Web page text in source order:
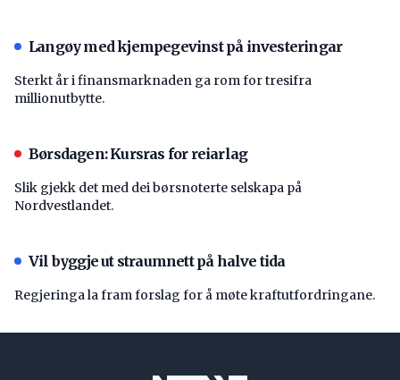
Langøy med kjempegevinst på investeringar
Sterkt år i finansmarknaden ga rom for tresifra
millionutbytte.
Børsdagen: Kursras for reiarlag
Slik gjekk det med dei børsnoterte selskapa på
Nordvestlandet.
Vil byggje ut straumnett på halve tida
Regjeringa la fram forslag for å møte kraftutfordringane.